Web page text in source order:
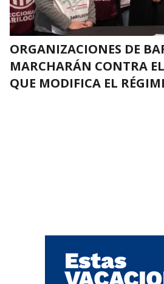
ORGANIZACIONES DE
MARCHARÁN CONTRA
QUE MODIFICA EL